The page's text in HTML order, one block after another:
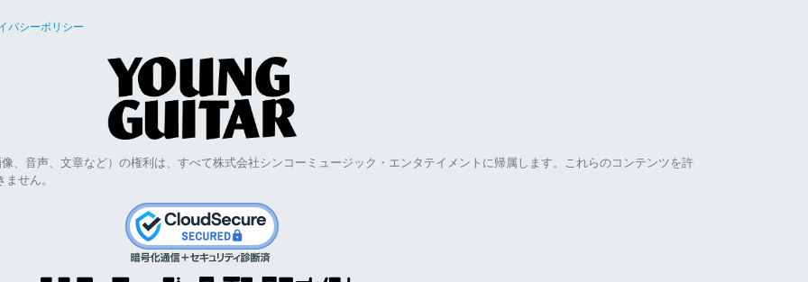
バシーポリシー
、音声、文章など）の権利は、すべて株式会社シンコーミュージック・エンタテイメントに帰属します。これらのコンテンツを許
せん。